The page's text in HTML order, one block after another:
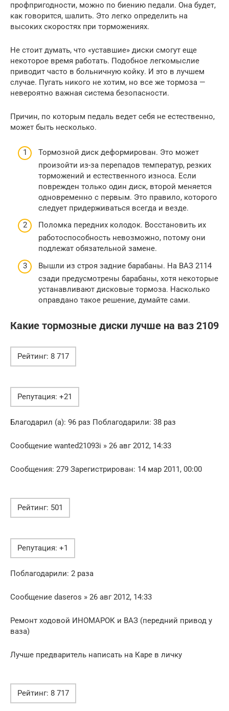
профпригодности, можно по биению педали. Она будет,
как говорится, шалить. Это легко определить на
высоких скоростях при торможениях.
Не стоит думать, что «уставшие» диски смогут еще
некоторое время работать. Подобное легкомыслие
приводит часто в больничную койку. И это в лучшем
случае. Пугать никого не хотим, но все же тормоза —
невероятно важная система безопасности.
Причин, по которым педаль ведет себя не естественно,
может быть несколько.
Тормозной диск деформирован. Это может
произойти из-за перепадов температур, резких
торможений и естественного износа. Если
поврежден только один диск, второй меняется
одновременно с первым. Это правило, которого
следует придерживаться всегда и везде.
Поломка передних колодок. Восстановить их
работоспособность невозможно, потому они
подлежат обязательной замене.
Вышли из строя задние барабаны. На ВАЗ 2114
сзади предусмотрены барабаны, хотя некоторые
устанавливают дисковые тормоза. Насколько
оправдано такое решение, думайте сами.
Какие тормозные диски лучше на ваз 2109
Рейтинг: 8 717
Репутация: +21
Благодарил (а): 96 раз Поблагодарили: 38 раз
Сообщение wanted21093i » 26 авг 2012, 14:33
Сообщения: 279 Зарегистрирован: 14 мар 2011, 00:00
Рейтинг: 501
Репутация: +1
Поблагодарили: 2 раза
Сообщение daseros » 26 авг 2012, 14:33
Ремонт ходовой ИНОМАРОК и ВАЗ (передний привод у
ваза)
Лучше предваритель написать на Каре в личку
Рейтинг: 8 717